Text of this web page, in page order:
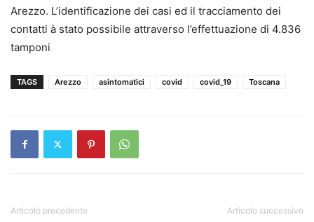
Arezzo. L’identificazione dei casi ed il tracciamento dei
contatti à stato possibile attraverso l’effettuazione di 4.836
tamponi
TAGS Arezzo asintomatici covid covid_19 Toscana
Articolo precedente Articolo successivo